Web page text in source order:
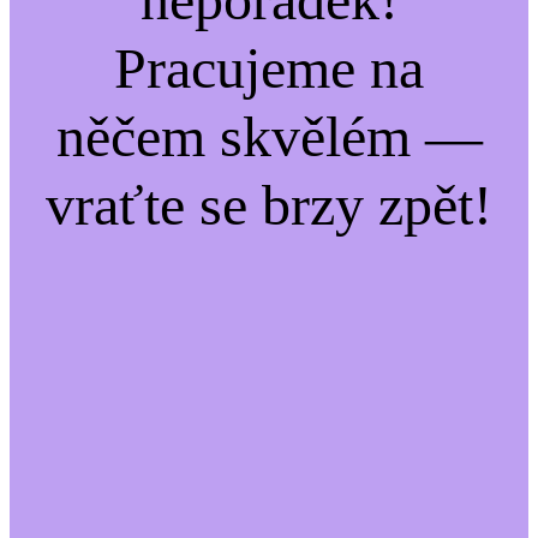
Pracujeme na
něčem skvělém —
vraťte se brzy zpět!